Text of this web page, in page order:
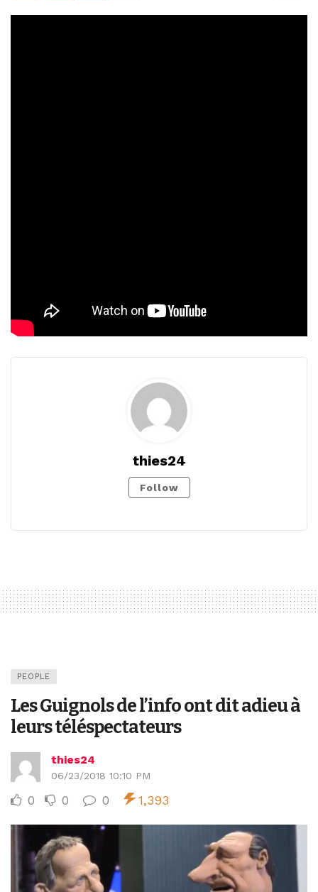
thies24
Follow
PEOPLE
Les Guignols de l’info ont dit adieu à
leurs téléspectateurs
thies24
06/23/2018 10:10 PM
0 0 0 1,393